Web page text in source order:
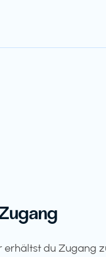
erhältst du Zugang